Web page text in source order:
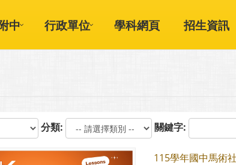
中 行政單位 學科網頁 招生資訊
分類: 關鍵字:
115學年國中馬術